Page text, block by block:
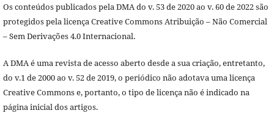
Os conteúdos publicados pela DMA do v. 53 de 2020 ao v. 60 de 2022 são
protegidos pela licença Creative Commons Atribuição – Não Comercial
– Sem Derivações 4.0 Internacional.
A DMA é uma revista de acesso aberto desde a sua criação, entretanto,
do v.1 de 2000 ao v. 52 de 2019, o periódico não adotava uma licença
Creative Commons e, portanto, o tipo de licença não é indicado na
página inicial dos artigos.